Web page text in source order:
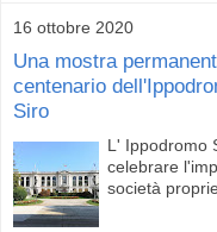
16 ottobre 2020
Una mostra
centenario
Siro
L' Ippodromo
celebrare
società